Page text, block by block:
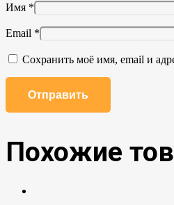
Имя *
Email *
Сохранить моё имя, email и
Похожие